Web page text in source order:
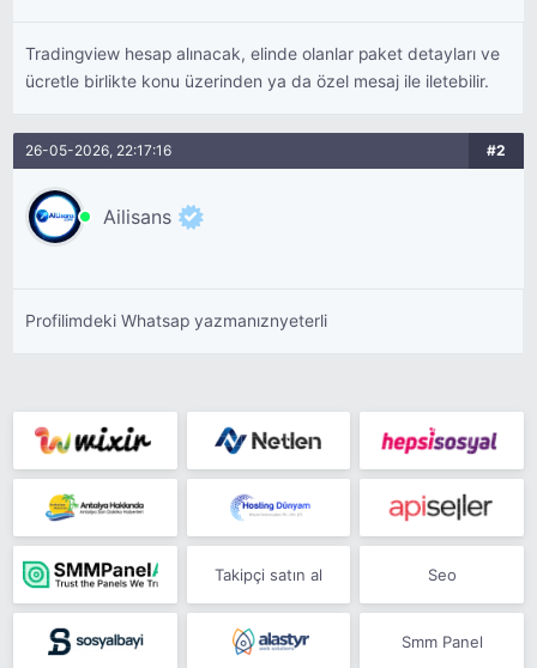
Tradingview hesap alınacak, elinde olanlar paket detayları ve
ücretle birlikte konu üzerinden ya da özel mesaj ile iletebilir.
26-05-2026, 22:17:16 #2
Ailisans
Profilimdeki Whatsap yazmanıznyeterli
Takipçi satın al Seo
Smm Panel